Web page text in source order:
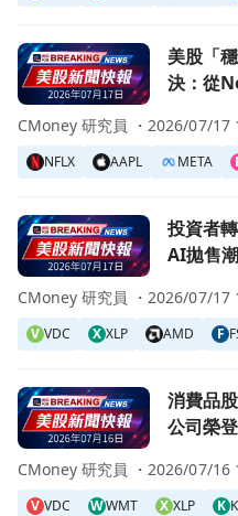
前往美股「穩賺傳產 vs.
美股「
決：從
NFLX AAPL META
CMoney 研究員 ・2026/07/17
前往投資者轉向道瓊斯最古
投資者
AI拋售
V VDC X XLP AMD F
CMoney 研究員 ・2026/07/17
前往消費品股賺翻了！Q2
消費品
公司榮
V VDC WWMT X XLP K
CMoney 研究員 ・2026/07/16